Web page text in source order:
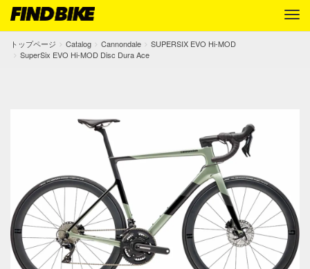
トップページ Catalog Cannondale
SUPERSIX EVO Hi-MOD
SuperSix EVO Hi-MOD Disc Dura Ace